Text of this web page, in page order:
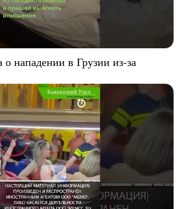
о нападении в Грузии из-за